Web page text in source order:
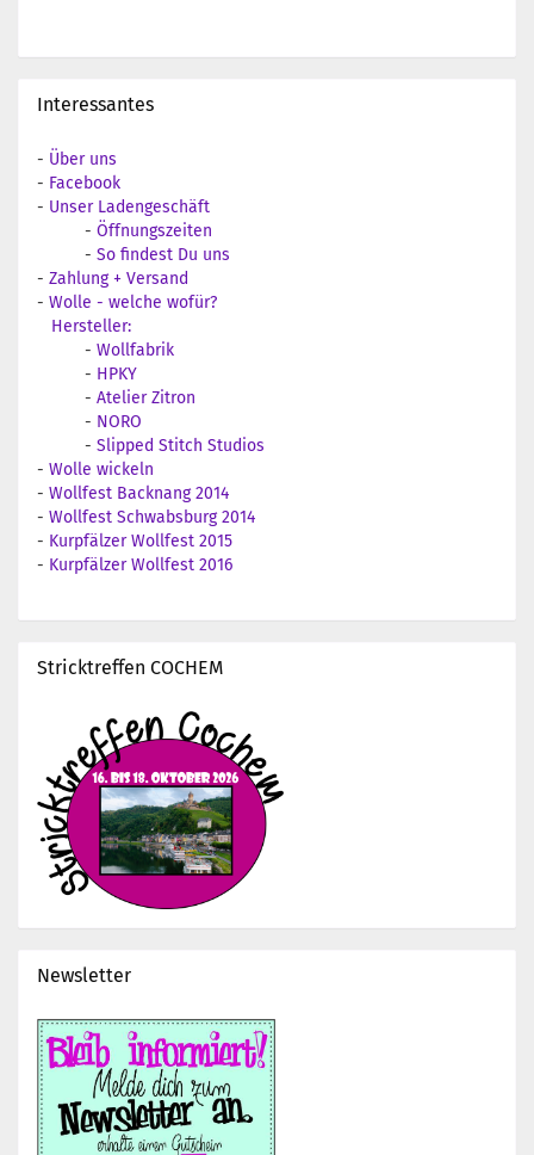
Interessantes
- Über uns
- Facebook
- Unser Ladengeschäft
- Öffnungszeiten
- So findest Du uns
- Zahlung + Versand
- Wolle - welche wofür?
Hersteller:
- Wollfabrik
- HPKY
- Atelier Zitron
- NORO
- Slipped Stitch Studios
- Wolle wickeln
- Wollfest Backnang 2014
- Wollfest Schwabsburg 2014
- Kurpfälzer Wollfest 2015
- Kurpfälzer Wollfest 2016
Stricktreffen COCHEM
Newsletter